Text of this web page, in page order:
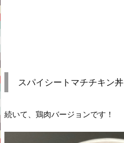
スパイシートマチチキン丼
続いて、鶏肉バージョンです！